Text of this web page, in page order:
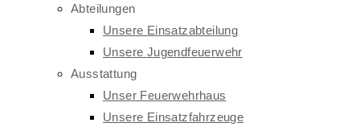
Abteilungen
Unsere Einsatzabteilung
Unsere Jugendfeuerwehr
Ausstattung
Unser Feuerwehrhaus
Unsere Einsatzfahrzeuge